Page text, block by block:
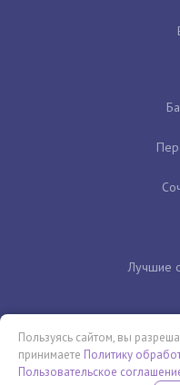
Лучшие
Пользуясь сайтом, вы
принимаете Политику
Пользовательское